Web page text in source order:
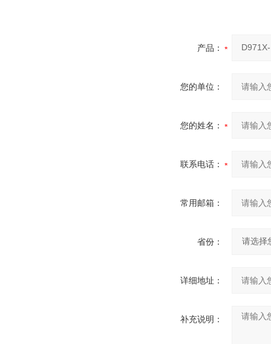
产品：
您的单位：
您的姓名：
联系电话：
常用邮箱：
省份：
详细地址：
补充说明：